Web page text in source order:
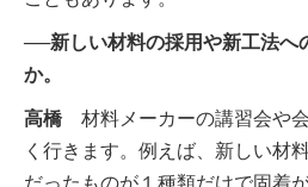
──新しい材料の採用や新工法へ
か。
高橋材料メーカーの講習会や会
く行きます。例えば、新しい材
だったものが１種類だけで固着